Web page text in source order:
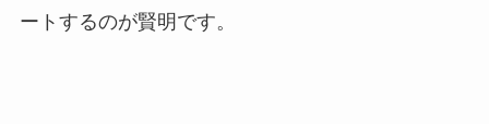
ートするのが賢明です。